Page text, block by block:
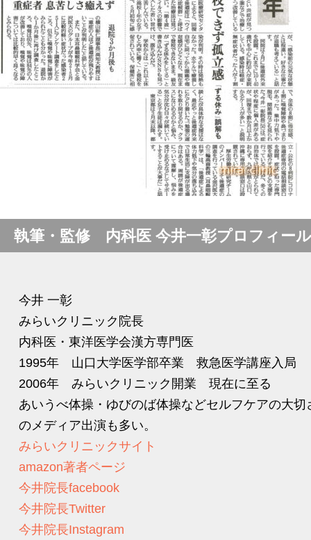
執筆・監修 内科医 今井一彰プロフィール
今井 一彰
みらいクリニック院長
内科医・東洋医学会漢方専門医
1995年 山口大学医学部卒業 救急医学講座入局
2006年 みらいクリニック開業 現在に至る
あいうべ体操・ゆびのば体操などセルフケアの大
のメディア出演も多い。
みらいクリニックサイト
amazon著者ページ
今井院長facebook
今井院長Twitter
今井院長Instagram